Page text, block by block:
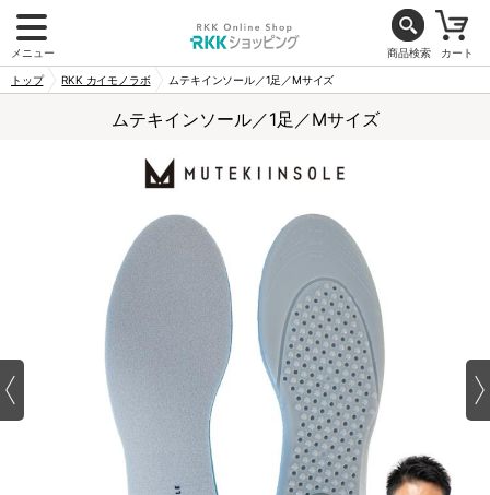
メニュー 商品検索 カート
トップ RKK カイモノラボ ムテキインソール／1足／Mサイズ
ムテキインソール／1足／Mサイズ